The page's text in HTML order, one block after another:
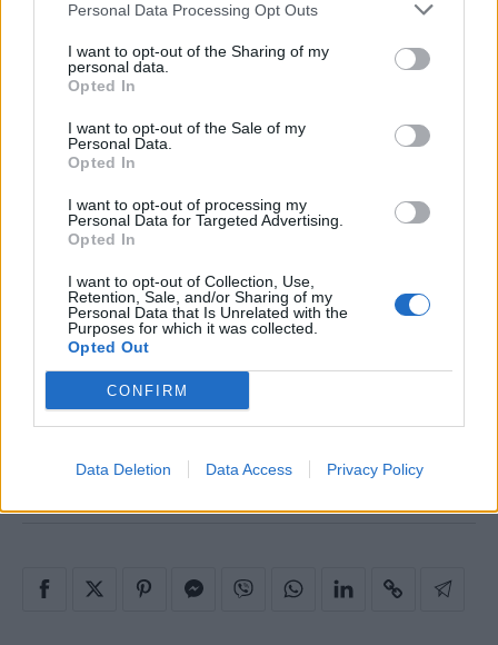
Personal Data Processing Opt Outs
I want to opt-out of the Sharing of my
personal data.
Opted In
I want to opt-out of the Sale of my
Personal Data.
Opted In
I want to opt-out of processing my
Personal Data for Targeted Advertising.
Opted In
I want to opt-out of Collection, Use,
Retention, Sale, and/or Sharing of my
Personal Data that Is Unrelated with the
Purposes for which it was collected.
Opted Out
CONFIRM
Data Deletion Data Access Privacy Policy
Μόλις κερδίσετε θα έχετεένα μήνα στη
διάθεση σας για να απολαύσετε τις στιγμές
χαλάρωσης. Το μόνο που θα έχετε να κάνετε
είναι να πάρετε τηλέφωνο στα 210 6829466-
7-8 καινα κλείσετε ραντεβού!
ΔΙΑΓΩΝΙΣΜΟΣ SWAN
SWAN BEAUTY LOUNGE